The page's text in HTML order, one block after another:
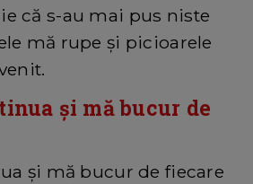
că s-au mai pus niste
mă rupe și picioarele
și mă bucur de
și mă bucur de fiecare